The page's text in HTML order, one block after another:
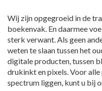
Wij zijn opgegroeid in de
boekenvak. En daarmee
sterk verwant. Als geen
weten te slaan tussen het
digitale producten, tussen
drukinkt en pixels. Voor
spectrum liggen, kunt u bij